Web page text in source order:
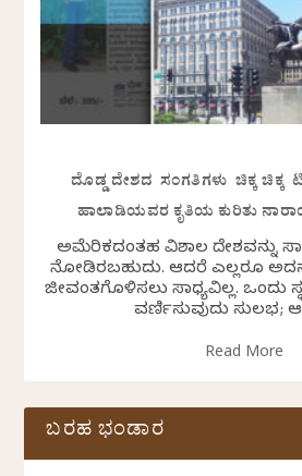
ದೊಡ್ಡ ದೇಶದ ಸಂಗತಿಗಳು ಚಿಕ್ಕ ಚಿಕ್ಕ
ಹಾಲಾಡಿಯವರ ಕೃತಿಯ ಕುರಿತು
ಅಮೆರಿಕದಂತಹ ವಿಶಾಲ ದೇಶವನ್ನು
ನೋಡಿರಬಹುದು. ಆದರೆ ಎಲ್ಲರೂ
ಜೀವಂತಗೊಳಿಸಲು ಸಾಧ್ಯವಿಲ್ಲ. ಒಂದು
ವರ್ಣಿಸುವುದು ಸುಲಭ;
Read More
ಬರಹ ಭಂಡಾರ